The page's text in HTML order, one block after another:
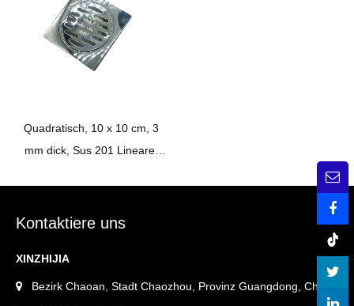
Kunststoff
Quadratisch, 10 x 10 cm, 3
mm dick, Sus 201 Linearer
PVC-Dichtungskern
Kontaktiere uns
XINZHIJIA
Bezirk Chaoan, Stadt Chaozhou, Provinz Guangdong, China.